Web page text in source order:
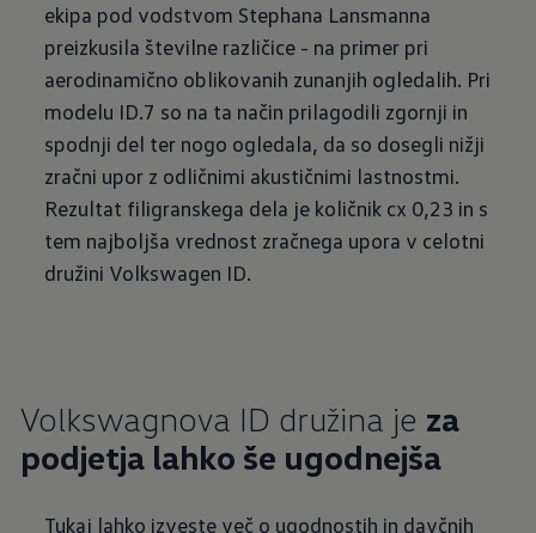
ekipa pod vodstvom Stephana Lansmanna
preizkusila številne različice - na primer pri
aerodinamično oblikovanih zunanjih ogledalih. Pri
modelu ID.7 so na ta način prilagodili zgornji in
spodnji del ter nogo ogledala, da so dosegli nižji
zračni upor z odličnimi akustičnimi lastnostmi.
Rezultat filigranskega dela je količnik cx 0,23 in s
tem najboljša vrednost zračnega upora v celotni
družini Volkswagen ID.
Volkswagnova ID družina je za
podjetja lahko še ugodnejša
Tukaj lahko izveste več o ugodnostih in davčnih